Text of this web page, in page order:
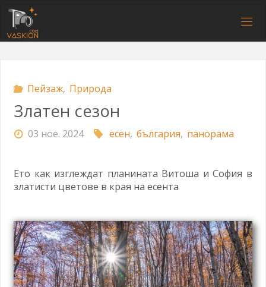
Напред
към
съдържанието
ASKI
M
Пейзаж, Природа
Златен сезон
03 ное. 2024 есен, българия, панорама
Ето как изглеждат планината Витоша и София в
златисти цветове в края на есента